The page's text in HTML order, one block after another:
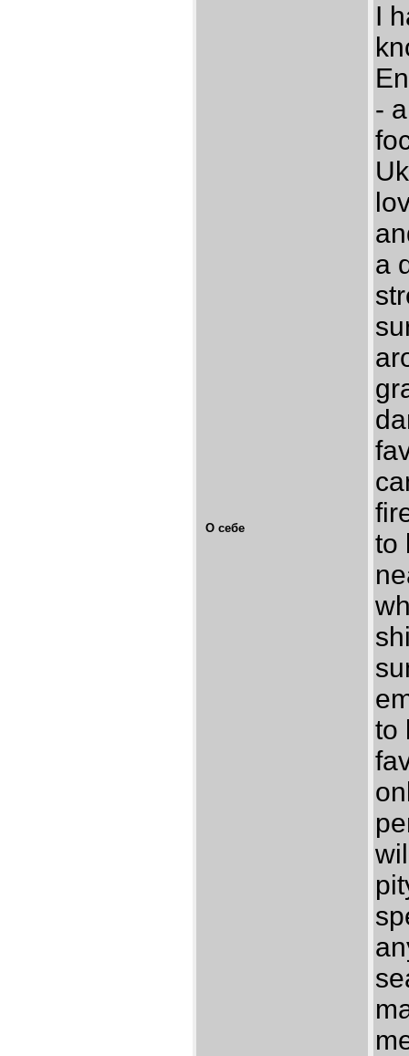
О себе
I
-
a
to
to